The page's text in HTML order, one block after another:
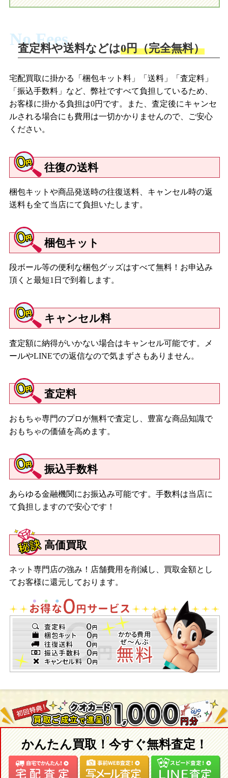
No Fees
査定料や送料などは0円（完全無料）
宅配買取に掛かる「梱包キット料」「送料」「査定料」
「振込手数料」など、弊社ですべて負担しているため、
お客様に掛かる負担は0円です。また、査定後にキャンセ
ルされる場合にも費用は一切かかりませんので、ご安心
ください。
往復の送料
梱包キットや商品発送時の往復送料、キャンセル時の返
送料も全て当店にて負担いたします。
梱包キット
段ボール等の便利な梱包グッズはすべて無料！お申込み
頂くと最短1日で到着します。
キャンセル料
査定額に納得がいかない場合はキャンセル可能です。メ
ールやLINEでの返信なので気まずさもありません。
査定料
おもちゃ専門のプロが無料で査定し、豊富な商品知識で
おもちゃの価値を高めます。
振込手数料
あらゆる金融機関にお振込み可能です。手数料は当店に
て負担しますので安心です！
高価買取
ネット専門店の強み！店舗費用を削減し、買取金額とし
てお客様に還元しております。
かんたん買取！今すぐ無料査定！